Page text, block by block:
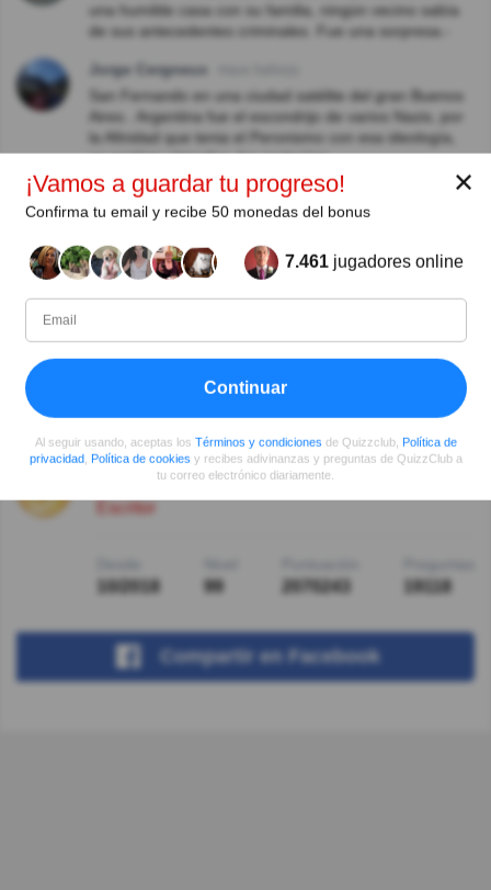
una humilde casa con su familia, ningùn vecino sabìa
de sus antecedentes criminales. Fue una sorpresa.-
Jorge Cergneux
San Fernando en una ciudad satélite del gran Buenos
Aires.. Argentina fue el escondrijo de varios Nazis, por
la Afinidad que tenia el Peronismo con esa ideología,
se sentían cómodos, los protegían..
Silvio Fernandez Hace 5año(s)
Respuesta incorrecta. Estaba viviendo en la ciudad (o
barrio) de Bancalari, partido de San Fernando
(provincia de Buenos Aires). No en la ciudad de
Buenos Aires.
Germán A.
Escritor
10/2018 99 2070243 19118
Compartir en Facebook
✕
¡Vamos a guardar tu progreso!
Confirma tu email y recibe 50 monedas del bonus
7.461 jugadores online
Continuar
Al seguir usando, aceptas los Términos y condiciones de Quizzclub, Política de
privacidad, Política de cookies y recibes adivinanzas y preguntas de QuizzClub a
tu correo electrónico diariamente.